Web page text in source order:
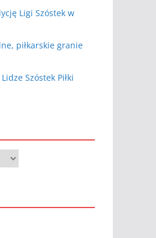
Ligi Szóstek w
piłkarskie granie
Szóstek Piłki